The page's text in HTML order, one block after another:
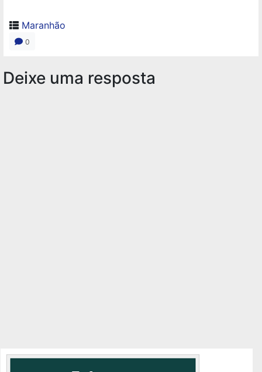
Maranhão
0
Deixe uma resposta